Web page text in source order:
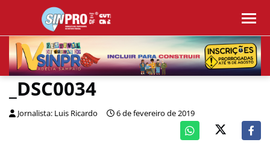
_DSC0034
Jornalista: Luis Ricardo 6 de fevereiro de 2019